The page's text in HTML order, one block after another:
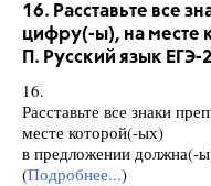
16. Расставьте все
цифру(-ы), на месте
П. Русский язык
16.
Расставьте все знаки
месте которой(-ых)
в предложении должна(-
(Подробнее...)